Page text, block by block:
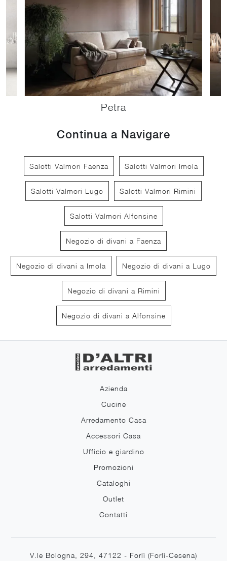
Petra
Continua a Navigare
Salotti Valmori Faenza Salotti Valmori Imola
Salotti Valmori Lugo Salotti Valmori Rimini
Salotti Valmori Alfonsine
Negozio di divani a Faenza
Negozio di divani a Imola Negozio di divani a Lugo
Negozio di divani a Rimini
Negozio di divani a Alfonsine
Azienda
Cucine
Arredamento Casa
Accessori Casa
Ufficio e giardino
Promozioni
Cataloghi
Outlet
Contatti
V.le Bologna, 294, 47122 - Forlì (Forlì-Cesena)